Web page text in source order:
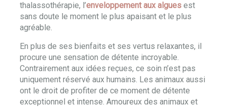
thalassothérapie, l’enveloppement aux algues est
sans doute le moment le plus apaisant et le plus
agréable.
En plus de ses bienfaits et ses vertus relaxantes, il
procure une sensation de détente incroyable.
Contrairement aux idées reçues, ce soin n’est pas
uniquement réservé aux humains. Les animaux aussi
ont le droit de profiter de ce moment de détente
exceptionnel et intense. Amoureux des animaux et